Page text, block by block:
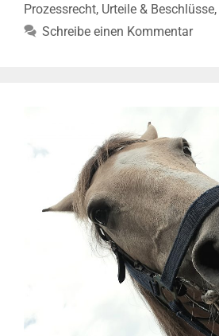
Was
ist
v.
14.04.2026
–
11
UF
940/25)
Prozessrecht, Urteile & Beschlüsse,
Schreibe einen Kommentar